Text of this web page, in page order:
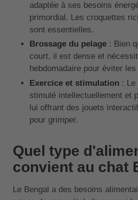
adaptée à ses besoins
primordial. Les croquettes
sont essentielles.
Brossage du pelage: Bien
court, il est dense et
hebdomadaire pour éviter
Exercice et stimulation: Le
stimulé intellectuellement et
lui offrant des jouets
pour grimper.
Quel type
convient au chat
Le Bengal a des besoins